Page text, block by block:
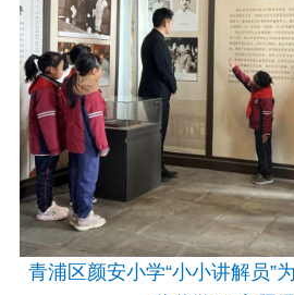
青浦区颜安小学“小小讲解员”